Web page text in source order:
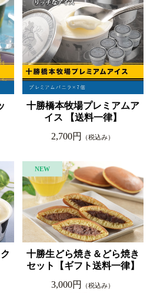
十勝橋本牧場プレミアムア
イス 【送料一律】
2,700円
（税込み）
十勝生どら焼き＆どら焼き
セット【ギフト送料一律】
3,000円
（税込み）